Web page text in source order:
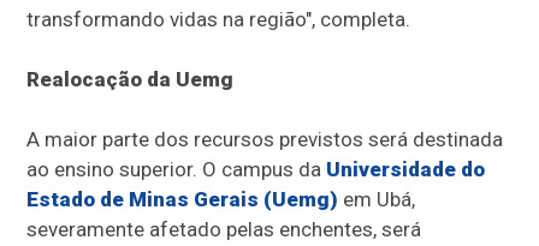
transformando vidas na região", completa.
Realocação da Uemg
A maior parte dos recursos previstos será destinada
ao ensino superior. O campus da Universidade do
Estado de Minas Gerais (Uemg) em Ubá,
severamente afetado pelas enchentes, será